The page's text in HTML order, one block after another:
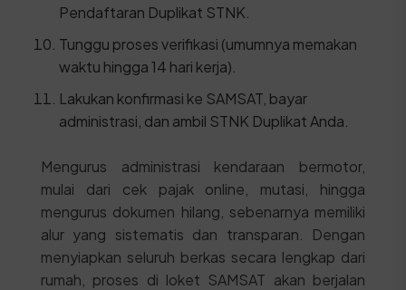
Pendaftaran Duplikat STNK.
Tunggu proses verifikasi (umumnya memakan
waktu hingga 14 hari kerja).
Lakukan konfirmasi ke SAMSAT, bayar
administrasi, dan ambil STNK Duplikat Anda.
Mengurus administrasi kendaraan bermotor,
mulai dari cek pajak online, mutasi, hingga
mengurus dokumen hilang, sebenarnya memiliki
alur yang sistematis dan transparan. Dengan
menyiapkan seluruh berkas secara lengkap dari
rumah, proses di loket SAMSAT akan berjalan